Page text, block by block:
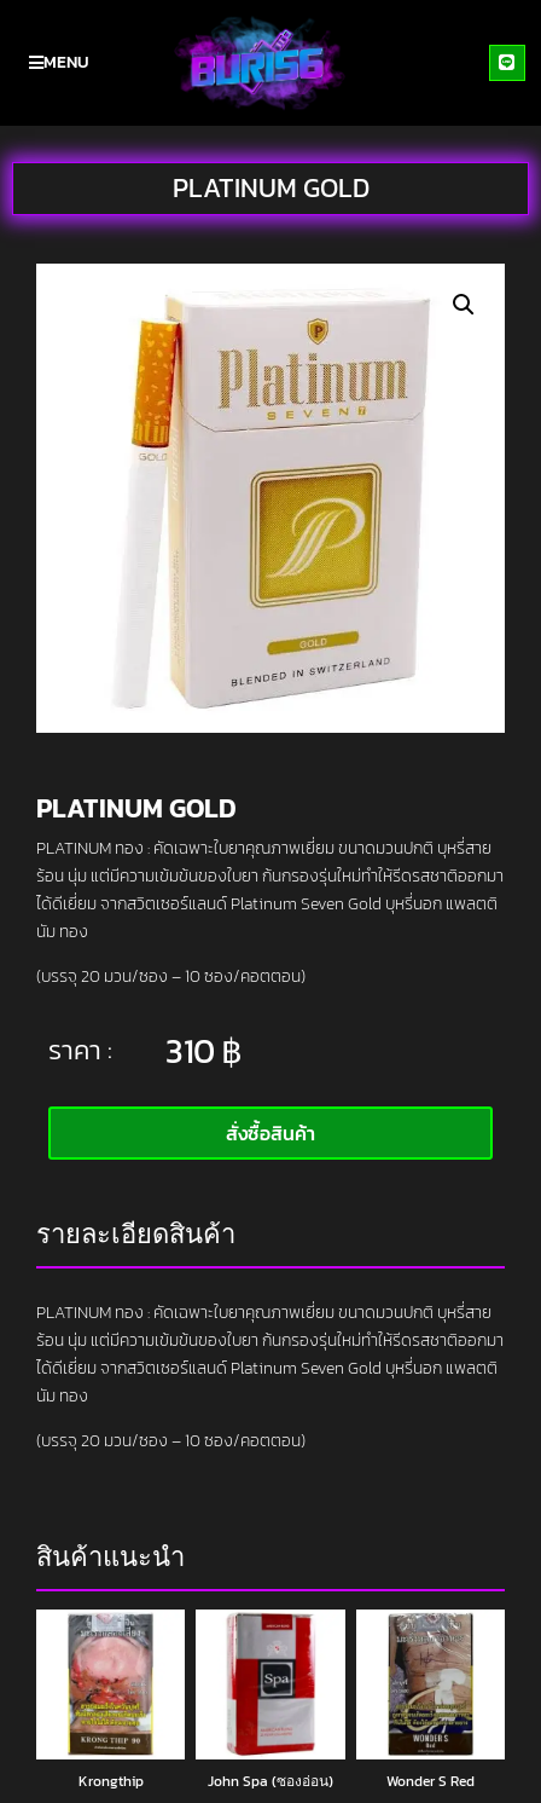
MENU
PLATINUM GOLD
PLATINUM GOLD
PLATINUM ทอง : คัดเฉพาะใบยาคุณภาพเยี่ยม ขนาดมวนปกติ บุหรี่สาย
ร้อน นุ่ม แต่มีความเข้มข้นของใบยา ก้นกรองรุ่นใหม่ทำให้รีดรสชาติออกมา
ได้ดีเยี่ยม จากสวิตเซอร์แลนด์ Platinum Seven Gold บุหรี่นอก แพลตติ
นัม ทอง
(บรรจุ 20 มวน/ซอง – 10 ซอง/คอตตอน)
ราคา : 310฿
สั่งซื้อสินค้า
รายละเอียดสินค้า
PLATINUM ทอง : คัดเฉพาะใบยาคุณภาพเยี่ยม ขนาดมวนปกติ บุหรี่สาย
ร้อน นุ่ม แต่มีความเข้มข้นของใบยา ก้นกรองรุ่นใหม่ทำให้รีดรสชาติออกมา
ได้ดีเยี่ยม จากสวิตเซอร์แลนด์ Platinum Seven Gold บุหรี่นอก แพลตติ
นัม ทอง
(บรรจุ 20 มวน/ซอง – 10 ซอง/คอตตอน)
สินค้าแนะนำ
Krongthip John Spa (ซองอ่อน) Wonder S Red